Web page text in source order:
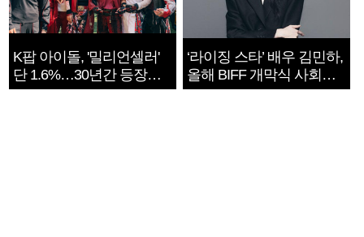
K팝 아이돌, '밀리언셀러'
단 1.6%…30년간 등장
1182개팀 전수조사
‘라이징 스타’ 배우 김민하,
올해 BIFF 개막식 사회자
확정